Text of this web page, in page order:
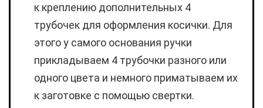
к креплению дополнительных 4
трубочек для оформления косички. Для
этого у самого основания ручки
прикладываем 4 трубочки разного или
одного цвета и немного приматываем их
к заготовке с помощью свертки.